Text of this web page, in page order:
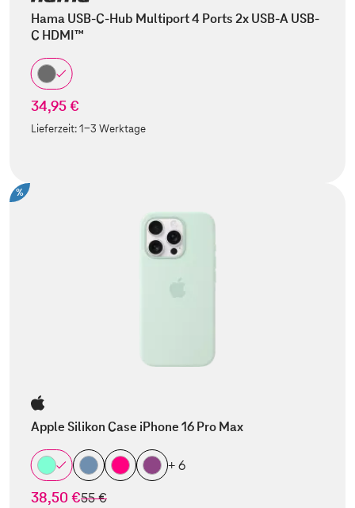
Hama USB-C-Hub Multiport 4 Ports 2x USB-A USB-
C HDMI™
34,95 €
Lieferzeit:1-3 Werktage
%
Apple Silikon Case iPhone 16 Pro Max
+ 6
38,50 €statt
55 €